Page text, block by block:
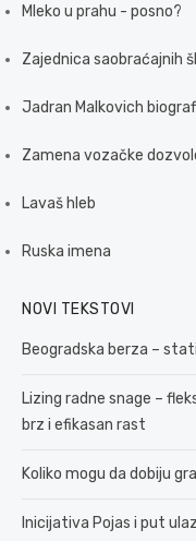
Mleko u prahu - posno?
Zajednica saobraćajnih
Jadran Malkovich
Zamena vozačke
Lavaš hleb
Ruska imena
NOVI TEKSTOVI
Beogradska berza –
Lizing radne snage –
brz i efikasan rast
Koliko mogu da dobiju
Inicijativa Pojas i put